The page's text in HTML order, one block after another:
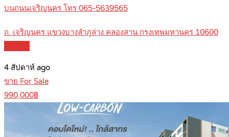
บนถนนเจริญนคร โทร 065-5639565
ถ. เจริญนคร แขวงบางลำภูล่าง คลองสาน กรุงเทพมหานคร 10600
4 สัปดาห์ ago
ขาย For Sale
990,000฿